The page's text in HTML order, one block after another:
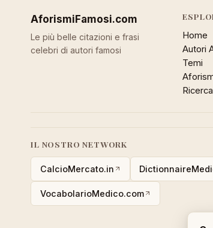
AforismiFamosi.com
Le più belle citazioni e frasi
celebri di autori famosi
Home
Autori
Temi
Ricerca
IL NOSTRO NETWORK
CalcioMercato.in
VocabolarioMedico.com